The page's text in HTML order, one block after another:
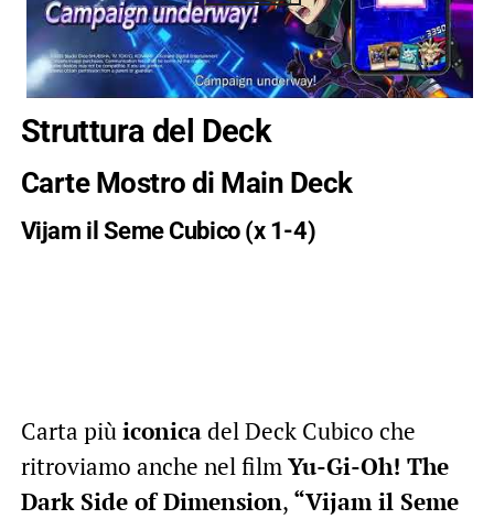
Struttura del Deck
Carte Mostro di Main Deck
Vijam il Seme Cubico (x 1-4)
Carta piùiconicadel Deck Cubico che
ritroviamo anche nel filmYu-Gi-Oh! The
Dark Side of Dimension, “Vijam il Seme